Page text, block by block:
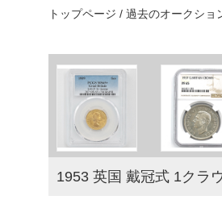
トップページ / 過去のオークショ
1953 英国 戴冠式 1クラ